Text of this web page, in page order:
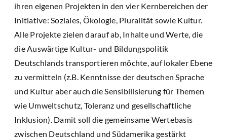
ihren eigenen Projekten in den vier Kernbereichen der
Initiative: Soziales, Ökologie, Pluralität sowie Kultur.
Alle Projekte zielen darauf ab, Inhalte und Werte, die
die Auswärtige Kultur- und Bildungspolitik
Deutschlands transportieren möchte, auf lokaler Ebene
zu vermitteln (z.B. Kenntnisse der deutschen Sprache
und Kultur aber auch die Sensibilisierung für Themen
wie Umweltschutz, Toleranz und gesellschaftliche
Inklusion). Damit soll die gemeinsame Wertebasis
zwischen Deutschland und Südamerika gestärkt